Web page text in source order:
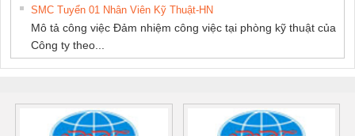
SMC Tuyển 01 Nhân Viên Kỹ Thuật-HN
Mô tả công việc Đảm nhiệm công việc tại phòng kỹ thuật của
Công ty theo...